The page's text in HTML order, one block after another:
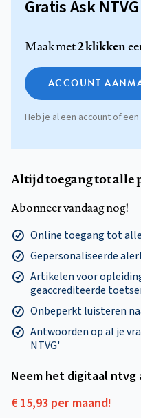
Gratis Ask
Maak met2 klikken
ACCOUNT
Heb je al een account of
Altijd toegang tot alle
Abonneer vandaag nog!
Online toegang tot
Gepersonaliseerde
Artikelen voor
geaccrediteerde
Onbeperkt luisteren
Antwoorden op al je
NTVG'
Neem het digitaal ntvg
€ 15,93 per maand!